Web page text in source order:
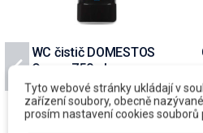
WC čistič DOMESTOS
Ocean 750ml
cena za kus: 56,35 Kč bez DPH
Tyto webové stránky ukládají v
zařízení soubory, obecně
prosím nastavení cookies souborů